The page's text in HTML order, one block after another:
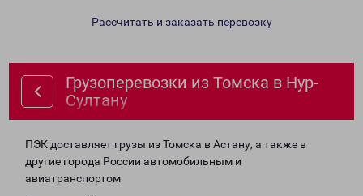
Рассчитать и заказать перевозку
Грузоперевозки из Томска в Нур-
Султану
ПЭК доставляет грузы из Томска в Астану, а также в
другие города России автомобильным и
авиатранспортом.